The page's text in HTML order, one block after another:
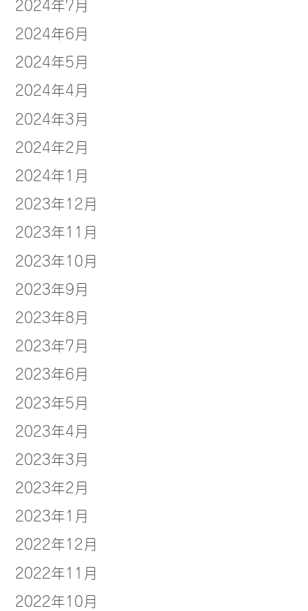
2024年7月
2024年6月
2024年5月
2024年4月
2024年3月
2024年2月
2024年1月
2023年12月
2023年11月
2023年10月
2023年9月
2023年8月
2023年7月
2023年6月
2023年5月
2023年4月
2023年3月
2023年2月
2023年1月
2022年12月
2022年11月
2022年10月